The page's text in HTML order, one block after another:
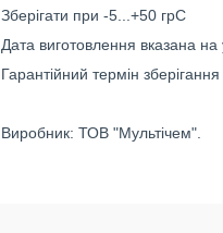
Зберігати при -5...+50 грС
Дата виготовлення вказана на
Гарантійний термін
Виробник: ТОВ "Мультічем".